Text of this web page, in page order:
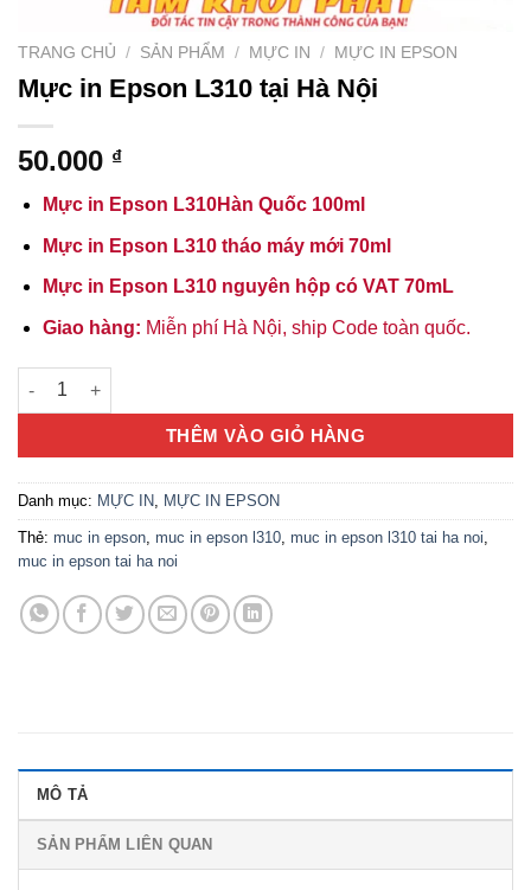
TRANG CHỦ / SẢN PHẨM / MỰC IN / MỰC IN EPSON
Mực in Epson L310 tại Hà Nội
50.000 ₫
Mực in Epson L310Hàn Quốc 100ml
Mực in Epson L310 tháo máy mới 70ml
Mực in Epson L310 nguyên hộp có VAT 70mL
Giao hàng: Miễn phí Hà Nội, ship Code toàn quốc.
Mực in Epson L310 tại Hà Nội số lượng
THÊM VÀO GIỎ HÀNG
Danh mục: MỰC IN, MỰC IN EPSON
Thẻ: muc in epson, muc in epson l310, muc in epson l310 tai ha noi,
muc in epson tai ha noi
MÔ TẢ
SẢN PHẨM LIÊN QUAN